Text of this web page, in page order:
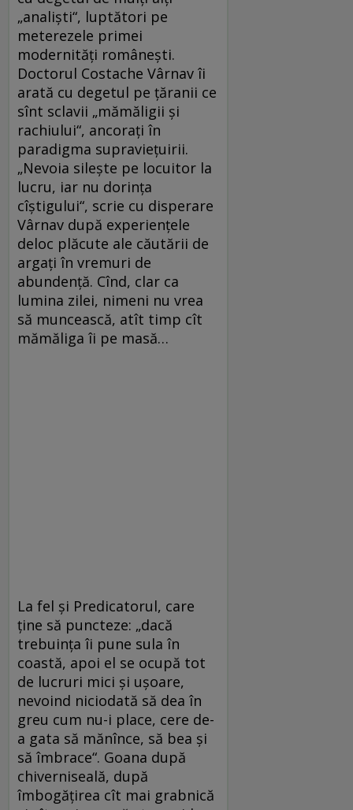
„analişti“, luptători pe
meterezele primei
modernităţi româneşti.
Doctorul Costache Vârnav îi
arată cu degetul pe ţăranii ce
sînt sclavii „mămăligii şi
rachiului“, ancoraţi în
paradigma supravieţuirii.
„Nevoia sileşte pe locuitor la
lucru, iar nu dorinţa
cîştigului“, scrie cu disperare
Vârnav după experienţele
deloc plăcute ale căutării de
argaţi în vremuri de
abundenţă. Cînd, clar ca
lumina zilei, nimeni nu vrea
să muncească, atît timp cît
mămăliga îi pe masă…
La fel şi Predicatorul, care
ţine să puncteze: „dacă
trebuinţa îi pune sula în
coastă, apoi el se ocupă tot
de lucruri mici şi uşoare,
nevoind niciodată să dea în
greu cum nu-i place, cere de-
a gata să mănînce, să bea şi
să îmbrace“. Goana după
chiverniseală, după
îmbogăţirea cît mai grabnică